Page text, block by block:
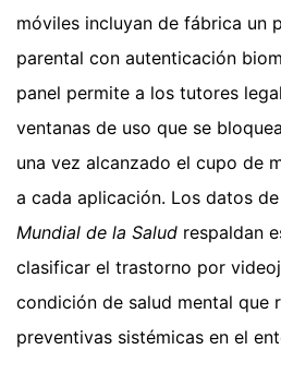
móviles incluyan de fábrica un
parental con autenticación
panel permite a los tutores
ventanas de uso que se
una vez alcanzado el cupo de
a cada aplicación. Los datos
Mundial de la Salud respaldan
clasificar el trastorno por
condición de salud mental que
preventivas sistémicas en el